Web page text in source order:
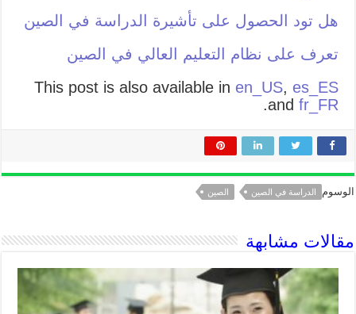
هل تود الحصول على تأشيرة الدراسة في الصين
تعرف على نظام التعليم العالي في الصين
This post is also available in en_US, es_ES
and fr_FR
.
الوسوم الدراسة في الصين الصين
مقالات مشابهة